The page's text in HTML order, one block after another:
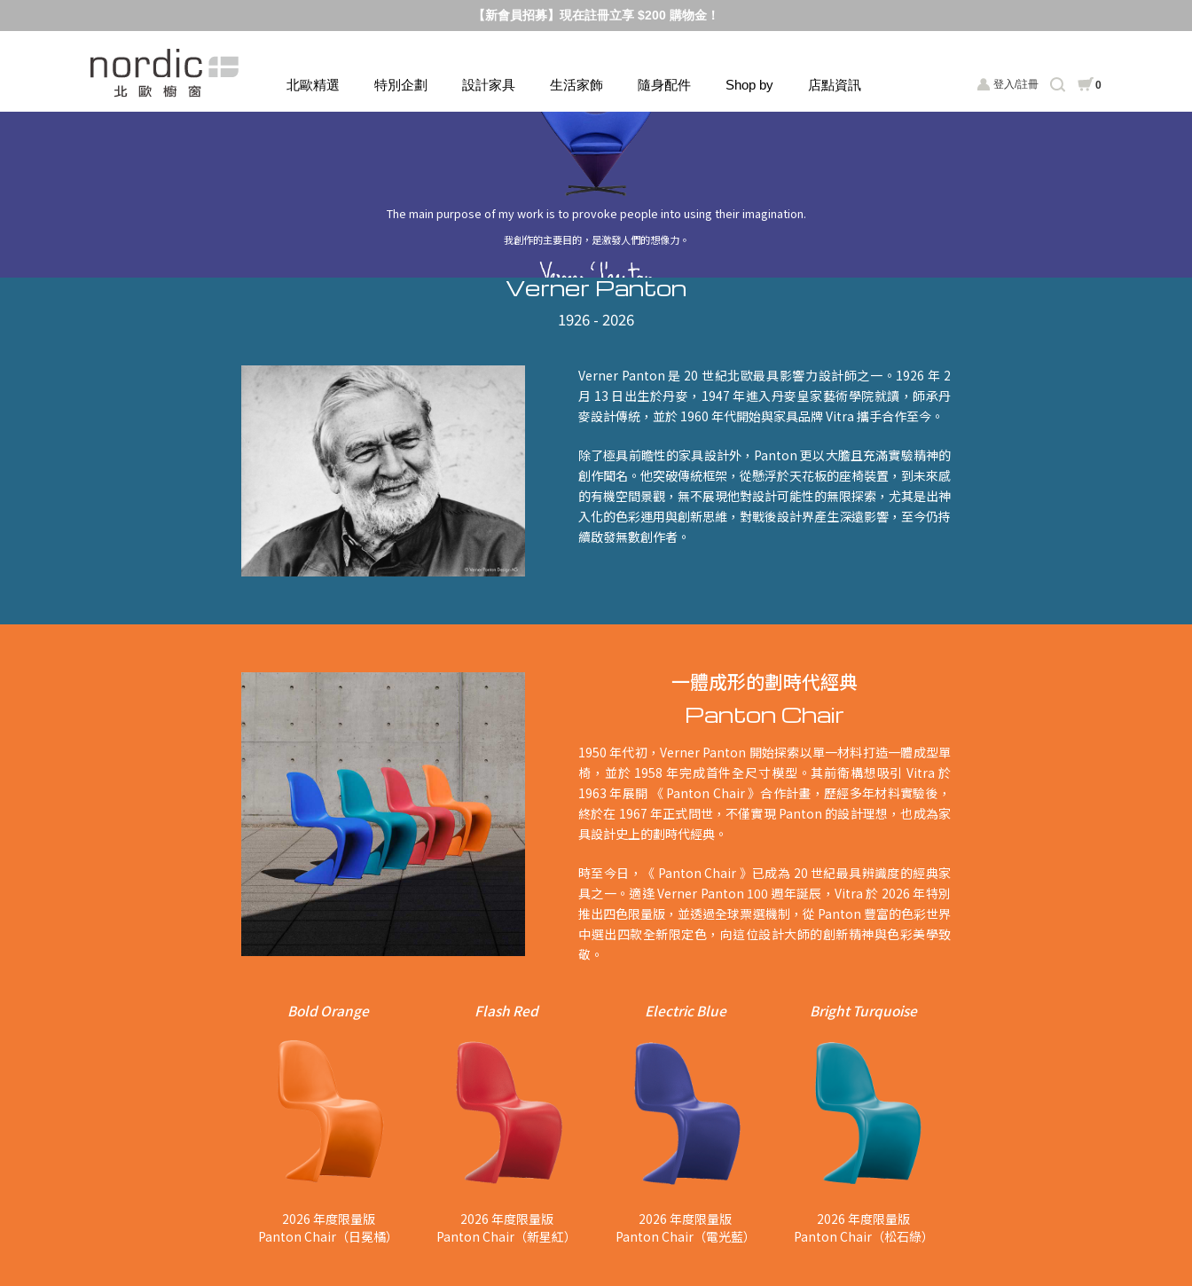
【新會員招募】現在註冊立享 $200 購物金！
登入/註冊 0
北歐精選 特別企劃 設計家具 生活家飾 隨身配件 Shop by 店點資訊
The main purpose of my work is to provoke people into using their imagination.
我創作的主要目的，是激發人們的想像力。
Verner Panton
1926 - 2026
Verner Panton 是 20 世紀北歐最具影響力設計師之一。1926 年 2
月 13 日出生於丹麥，1947 年進入丹麥皇家藝術學院就讀，師承丹
麥設計傳統，並於 1960 年代開始與家具品牌 Vitra 攜手合作至今。
除了極具前瞻性的家具設計外，Panton 更以大膽且充滿實驗精神的
創作聞名。他突破傳統框架，從懸浮於天花板的座椅裝置，到未來感
的有機空間景觀，無不展現他對設計可能性的無限探索，尤其是出神
入化的色彩運用與創新思維，對戰後設計界產生深遠影響，至今仍持
續啟發無數創作者。
一體成形的劃時代經典
Panton Chair
1950 年代初，Verner Panton 開始探索以單一材料打造一體成型單
椅，並於 1958 年完成首件全尺寸模型。其前衛構想吸引 Vitra 於
1963 年展開 《 Panton Chair 》合作計畫，歷經多年材料實驗後，
終於在 1967 年正式問世，不僅實現 Panton 的設計理想，也成為家
具設計史上的劃時代經典。
時至今日，《 Panton Chair 》已成為 20 世紀最具辨識度的經典家
具之一。適逢 Verner Panton 100 週年誕辰，Vitra 於 2026 年特別
推出四色限量版，並透過全球票選機制，從 Panton 豐富的色彩世界
中選出四款全新限定色，向這位設計大師的創新精神與色彩美學致
敬。
Bold Orange
2026 年度限量版
Panton Chair（日冕橘）
Flash Red
2026 年度限量版
Panton Chair（新星紅）
Electric Blue
2026 年度限量版
Panton Chair（電光藍）
Bright Turquoise
2026 年度限量版
Panton Chair（松石綠）